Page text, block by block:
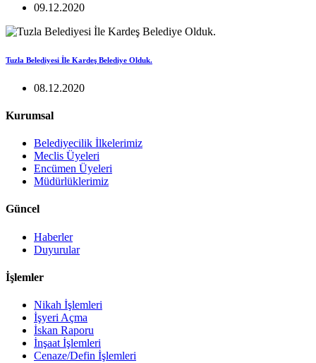
09.12.2020
Tuzla Belediyesi İle Kardeş Belediye Olduk.
08.12.2020
Kurumsal
Belediyecilik İlkelerimiz
Meclis Üyeleri
Encümen Üyeleri
Müdürlüklerimiz
Güncel
Haberler
Duyurular
İşlemler
Nikah İşlemleri
İşyeri Açma
İskan Raporu
İnşaat İşlemleri
Cenaze/Defin İşlemleri